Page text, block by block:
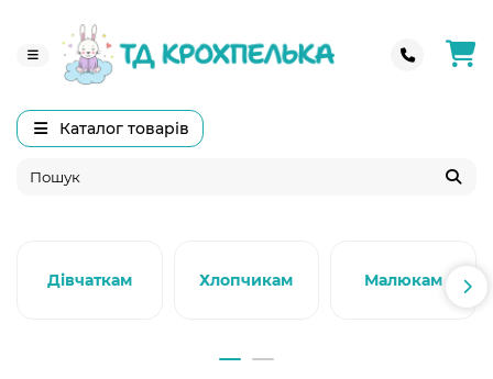
Каталог товарів
Дівчаткам Хлопчикам Малюкам